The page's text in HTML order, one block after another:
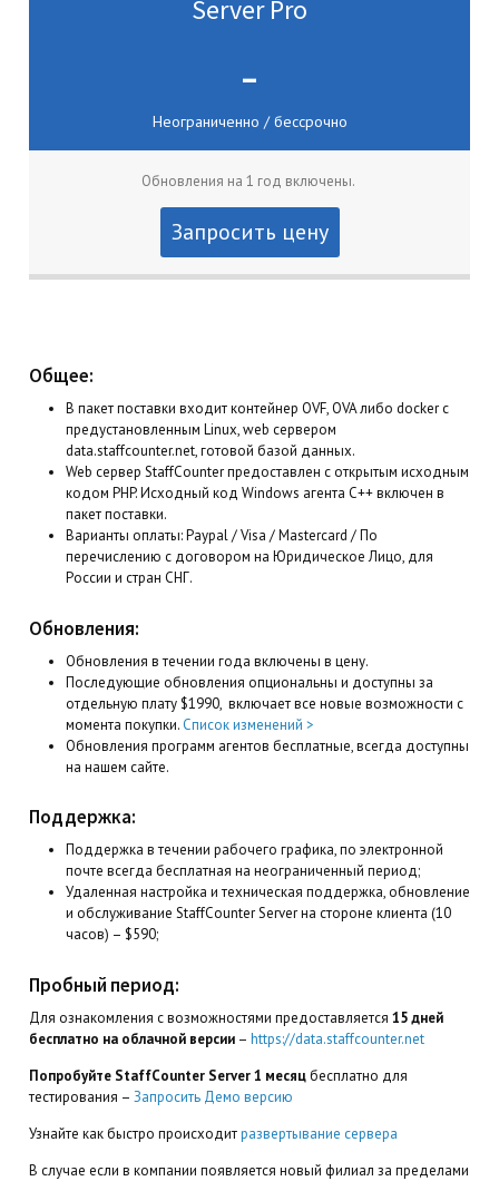
Server Pro
-
Неограниченно / бессрочно
Обновления на 1 год включены.
Запросить цену
Общее:
В пакет поставки входит контейнер OVF, OVA либо docker с
предустановленным Linux, web сервером
data.staffcounter.net, готовой базой данных.
Web сервер StaffCounter предоставлен с открытым исходным
кодом PHP. Исходный код Windows агента C++ включен в
пакет поставки.
Варианты оплаты: Paypal / Visa / Mastercard / По
перечислению с договором на Юридическое Лицо, для
России и стран СНГ.
Обновления:
Обновления в течении года включены в цену.
Последующие обновления опциональны и доступны за
отдельную плату $1990, включает все новые возможности с
момента покупки. Список изменений >
Обновления программ агентов бесплатные, всегда доступны
на нашем сайте.
Поддержка:
Поддержка в течении рабочего графика, по электронной
почте всегда бесплатная на неограниченный период;
Удаленная настройка и техническая поддержка, обновление
и обслуживание StaffCounter Server на стороне клиента (10
часов) – $590;
Пробный период:
Для ознакомления с возможностями предоставляется15 дней
бесплатно на облачной версии –https://data.staffcounter.net
Попробуйте StaffCounter Server 1 месяцбесплатно для
тестирования –Запросить Демо версию
Узнайте как быстро происходитразвертывание сервера
В случае если в компании появляется новый филиал за пределами